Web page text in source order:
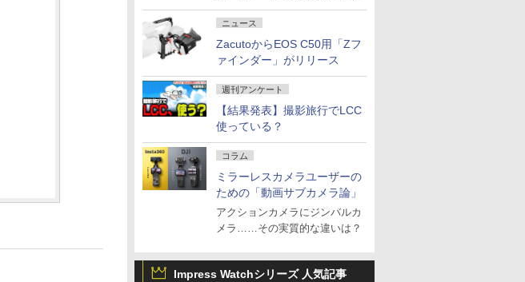
ニュース
ZacutoからEOS C50用「Zフ
ァインダー」がリリース
週刊アンケート
【結果発表】撮影旅行でLCC
使っている？
コラム
ミラーレスカメラユーザーの
ための「動画サブカメラ論」
アクションカメラにジンバルカ
メラ……その実質的な違いは？
Impress Watchシリーズ 人気記事